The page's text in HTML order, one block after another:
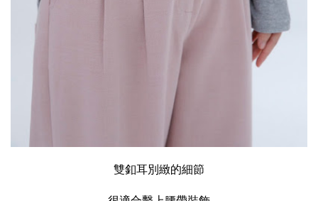
雙釦耳別緻的細節